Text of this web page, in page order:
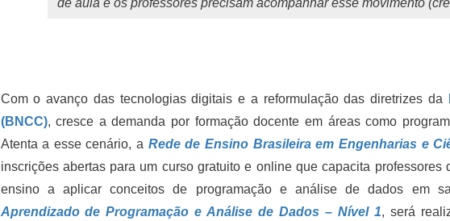
Com o avanço das tecnologias digitais e a reformulação das diretrizes da
(BNCC), cresce a demanda por formação docente em áreas como
Atenta a esse cenário, a Rede de Ensino Brasileira em Engenharias e
inscrições abertas para um curso gratuito e online que capacita
ensino a aplicar conceitos de programação e análise de dados em
Aprendizado de Programação e Análise de Dados – Nível 1, será